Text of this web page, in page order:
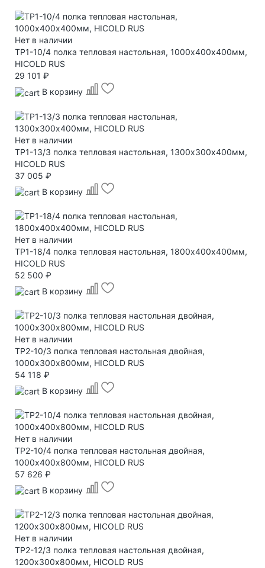
Нет в наличии
TP1-10/4 полка тепловая настольная, 1000х400х400мм,
HICOLD RUS
29 101 ₽
В корзину
Нет в наличии
TP1-13/3 полка тепловая настольная, 1300х300х400мм,
HICOLD RUS
37 005 ₽
В корзину
Нет в наличии
TP1-18/4 полка тепловая настольная, 1800х400х400мм,
HICOLD RUS
52 500 ₽
В корзину
Нет в наличии
TP2-10/3 полка тепловая настольная двойная,
1000х300х800мм, HICOLD RUS
54 118 ₽
В корзину
Нет в наличии
TP2-10/4 полка тепловая настольная двойная,
1000х400х800мм, HICOLD RUS
57 626 ₽
В корзину
Нет в наличии
TP2-12/3 полка тепловая настольная двойная,
1200х300х800мм, HICOLD RUS